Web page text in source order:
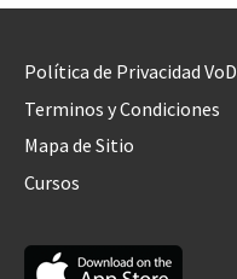
Política de Privacidad VoD
Terminos y Condiciones
Mapa de Sitio
Cursos